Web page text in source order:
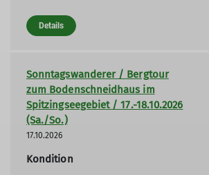
Details
Sonntagswanderer / Bergtour
zum Bodenschneidhaus im
Spitzingseegebiet / 17.-18.10.2026
(Sa./So.)
17.10.2026
Kondition